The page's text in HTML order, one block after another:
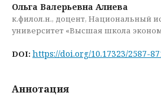
Ольга Валерьевна Алиева
к.филол.н., доцент, Национальный
университет «Высшая школа
DOI: https://doi.org/10.17323/2587-
Аннотация